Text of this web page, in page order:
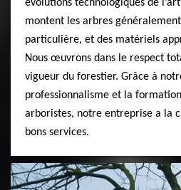
évolutions technologiques de
montent les arbres
particulière, et des matériels
Nous œuvrons dans le respect
vigueur du forestier. Grâce à
professionnalisme et la
arboristes, notre entreprise a la
bons services.